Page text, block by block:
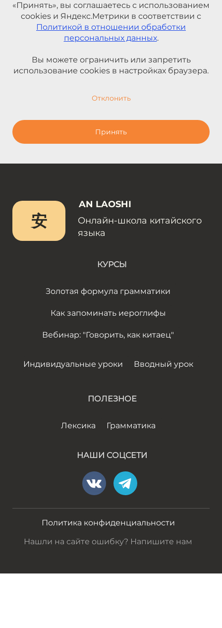
«Принять», вы соглашаетесь с использованием
cookies и Яндекс.Метрики в соответствии с
Политикой в отношении обработки
персональных данных.
Вы можете ограничить или запретить
использование cookies в настройках браузера.
Отклонить
Принять
安
AN LAOSHI
Онлайн-школа китайского
языка
КУРСЫ
Золотая формула грамматики
Как запоминать иероглифы
Вебинар: "Говорить, как китаец"
Индивидуальные уроки Вводный урок
ПОЛЕЗНОЕ
Лексика Грамматика
НАШИ СОЦСЕТИ
Политика конфиденциальности
Нашли на сайте ошибку? Напишите нам